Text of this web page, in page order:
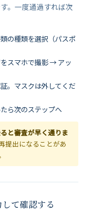
。一度通過すれば次
の種類を選択（パスポ
スマホで撮影 → アッ
。マスクは外してくだ
ら次のステップへ
と審査が早く通りま
提出になることがあ
て確認する